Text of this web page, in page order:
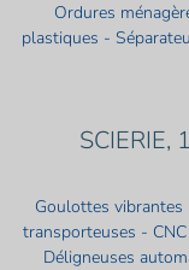
Ordures
plastiques -
SCIERIE,
Goulottes
transporteuses -
Déligneuses